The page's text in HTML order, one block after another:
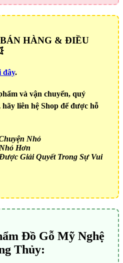
HÀNG & ĐIỀU
đây.
và vận chuyển, quý
liên hệ Shop để được hỗ
Nhỏ
Hơn
Giải Quyết Trong Sự Vui
Đồ Gỗ Mỹ Nghệ
Thủy: